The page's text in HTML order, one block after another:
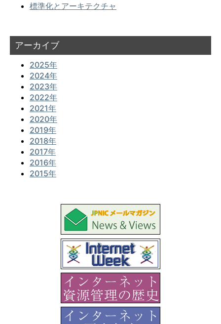
標準化とアーキテクチャ
アーカイブ
2025年
2024年
2023年
2022年
2021年
2020年
2019年
2018年
2017年
2016年
2015年